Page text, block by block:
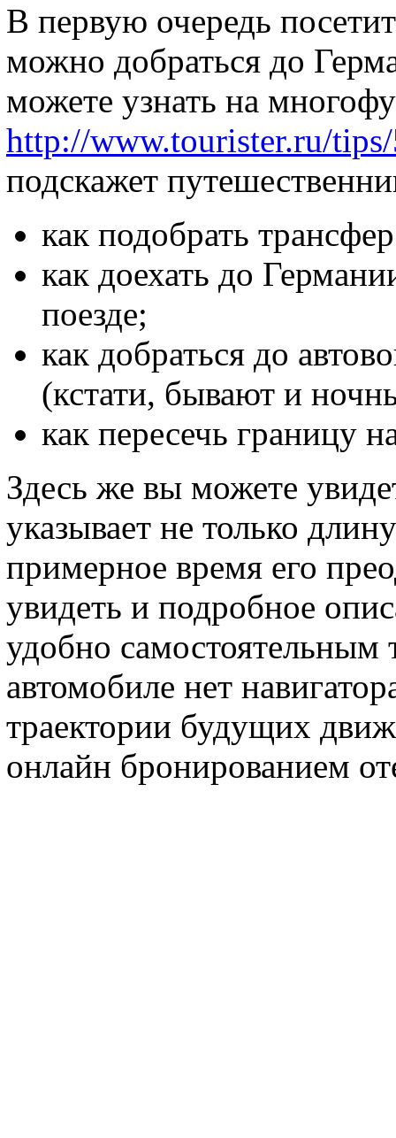
В первую очередь
можно добраться до
можете узнать на
http://www.tourister.ru/
подскажет
как подобрать
как доехать до
поезде;
как добраться до
(кстати, бывают и
как пересечь границу
Здесь же вы можете
указывает не только
примерное время его
увидеть и подробное
удобно самостоятельным
автомобиле нет
траектории будущих
онлайн бронированием